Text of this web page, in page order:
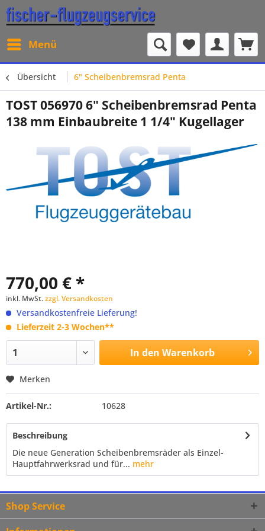
Menü
Übersicht 6" Scheibenbremsrad Penta
TOST 056970 6" Scheibenbremsrad Penta
138 mm Einbaubreite 1 1/4" Kugellager
770,00 € *
inkl. MwSt.zzgl. Versandkosten
Versandkostenfreie Lieferung!
Lieferzeit 2-3 Wochen**
In den Warenkorb
Merken
Artikel-Nr.: 10628
Beschreibung
Die neue Generation Scheibenbremsräder als Einzel-
Hauptfahrwerksrad und für... mehr
Shop Service